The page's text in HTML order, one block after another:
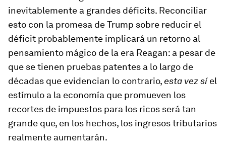
inevitablemente a grandes déficits. Reconciliar
esto con la promesa de Trump sobre reducir el
déficit probablemente implicará un retorno al
pensamiento mágico de la era Reagan: a pesar de
que se tienen pruebas patentes a lo largo de
décadas que evidencian lo contrario, esta vez síel
estímulo a la economía que promueven los
recortes de impuestos para los ricos será tan
grande que, en los hechos, los ingresos tributarios
realmente aumentarán.